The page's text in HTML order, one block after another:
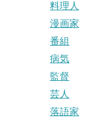
料理人
漫画家
番組
病気
監督
芸人
落語家